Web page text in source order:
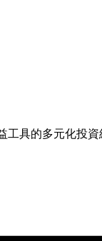
具的多元化投資